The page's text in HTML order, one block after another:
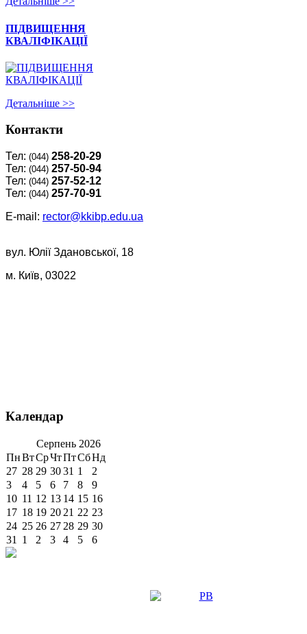
ПІДВИЩЕННЯ
КВАЛІФІКАЦІЇ
Детальнiше >>
Контакти
Тел: (044) 258-20-29
Тел: (044) 257-50-94
Тел: (044) 257-52-12
Тел: (044) 257-70-91
E-mail: rector@kkibp.edu.ua
вул. Юлії Здановської, 18
м. Київ, 03022
Календар
Серпень 2026
ПнВтСрЧтПтСбНд
27 28 29 3031 1
2
3
4 5 6 7 8
9
10 11 12 13 14 15 16
17 18 19 20 21 22 23
24 25 26 27 28 29 30
31
1 2 3 4 5 6